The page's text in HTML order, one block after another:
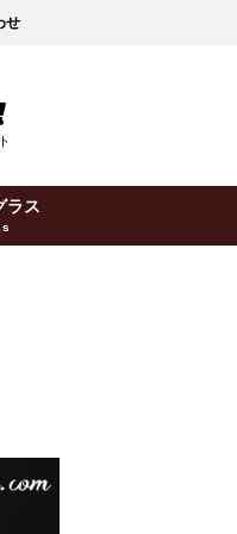
せ
ラス